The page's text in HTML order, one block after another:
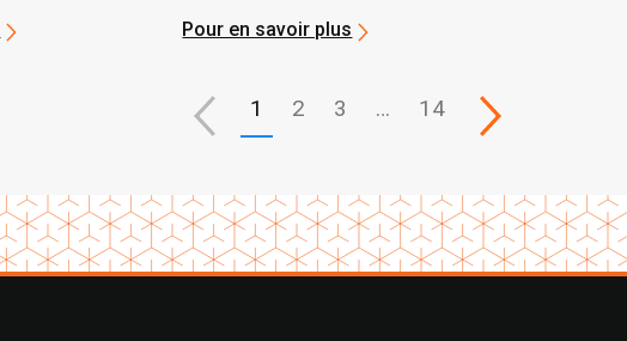
Pour en savoir plus
1 2 3 … 14